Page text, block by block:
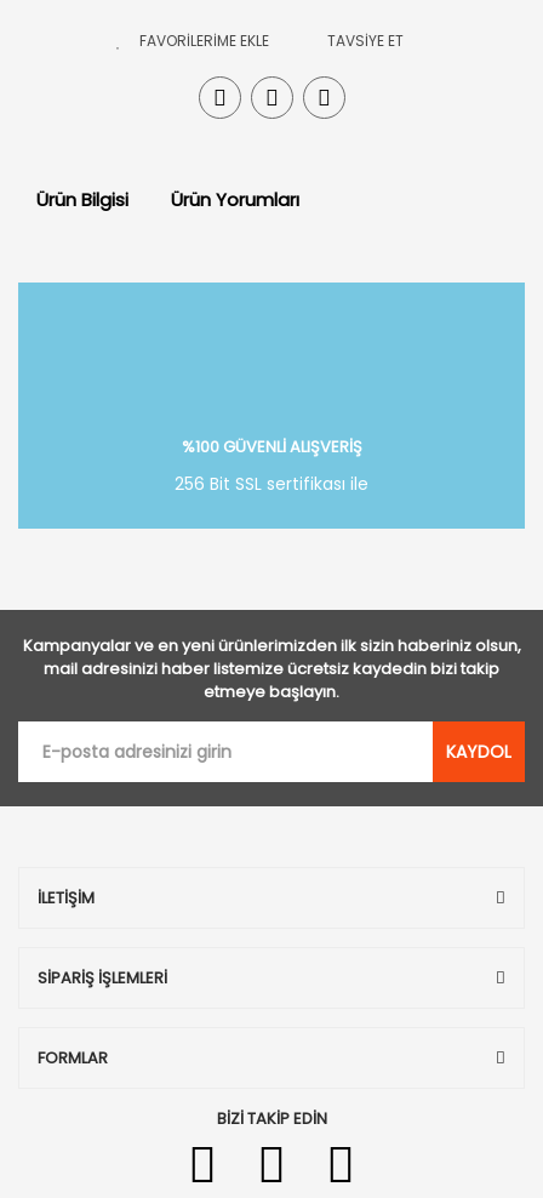
TAVSİYE ET
Ürün Bilgisi Ürün Yorumları
%100 GÜVENLİ ALIŞVERİŞ
256 Bit SSL sertifikası ile
Kampanyalar ve en yeni ürünlerimizden ilk sizin haberiniz olsun,
mail adresinizi haber listemize ücretsiz kaydedin bizi takip
etmeye başlayın.
KAYDOL
İLETİŞİM
SİPARİŞ İŞLEMLERİ
FORMLAR
BİZİ TAKİP EDİN